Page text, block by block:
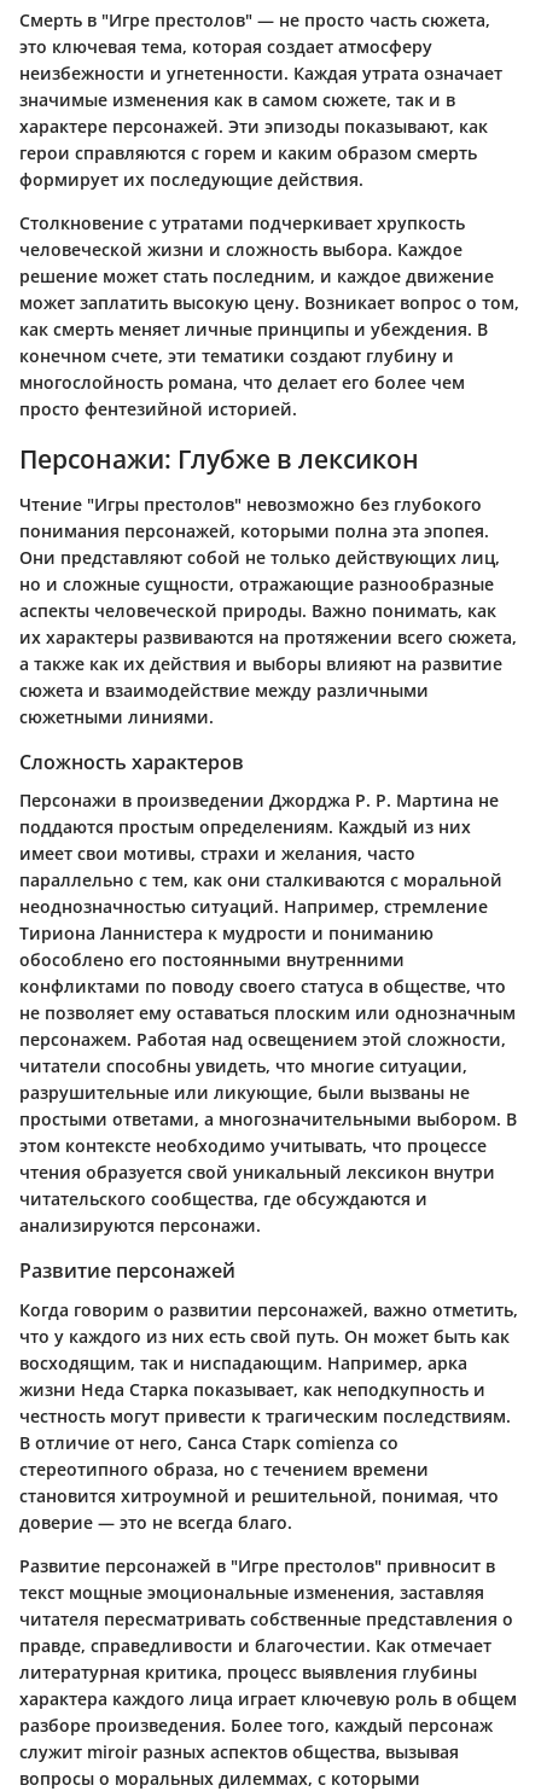
Смерть в "Игре престолов" — не просто часть сюжета,
это ключевая тема, которая создает атмосферу
неизбежности и угнетенности. Каждая утрата означает
значимые изменения как в самом сюжете, так и в
характере персонажей. Эти эпизоды показывают, как
герои справляются с горем и каким образом смерть
формирует их последующие действия.
Столкновение с утратами подчеркивает хрупкость
человеческой жизни и сложность выбора. Каждое
решение может стать последним, и каждое движение
может заплатить высокую цену. Возникает вопрос о том,
как смерть меняет личные принципы и убеждения. В
конечном счете, эти тематики создают глубину и
многослойность романа, что делает его более чем
просто фентезийной историей.
Персонажи: Глубже в лексикон
Чтение "Игры престолов" невозможно без глубокого
понимания персонажей, которыми полна эта эпопея.
Они представляют собой не только действующих лиц,
но и сложные сущности, отражающие разнообразные
аспекты человеческой природы. Важно понимать, как
их характеры развиваются на протяжении всего сюжета,
а также как их действия и выборы влияют на развитие
сюжета и взаимодействие между различными
сюжетными линиями.
Сложность характеров
Персонажи в произведении Джорджа Р. Р. Мартина не
поддаются простым определениям. Каждый из них
имеет свои мотивы, страхи и желания, часто
параллельно с тем, как они сталкиваются с моральной
неоднозначностью ситуаций. Например, стремление
Тириона Ланнистера к мудрости и пониманию
обособлено его постоянными внутренними
конфликтами по поводу своего статуса в обществе, что
не позволяет ему оставаться плоским или однозначным
персонажем. Работая над освещением этой сложности,
читатели способны увидеть, что многие ситуации,
разрушительные или ликующие, были вызваны не
простыми ответами, а многозначительными выбором. В
этом контексте необходимо учитывать, что процессе
чтения образуется свой уникальный лексикон внутри
читательского сообщества, где обсуждаются и
анализируются персонажи.
Развитие персонажей
Когда говорим о развитии персонажей, важно отметить,
что у каждого из них есть свой путь. Он может быть как
восходящим, так и ниспадающим. Например, арка
жизни Неда Старка показывает, как неподкупность и
честность могут привести к трагическим последствиям.
В отличие от него, Санса Старк comienza со
стереотипного образа, но с течением времени
становится хитроумной и решительной, понимая, что
доверие — это не всегда благо.
Развитие персонажей в "Игре престолов" привносит в
текст мощные эмоциональные изменения, заставляя
читателя пересматривать собственные представления о
правде, справедливости и благочестии. Как отмечает
литературная критика, процесс выявления глубины
характера каждого лица играет ключевую роль в общем
разборе произведения. Более того, каждый персонаж
служит miroir разных аспектов общества, вызывая
вопросы о моральных дилеммах, с которыми